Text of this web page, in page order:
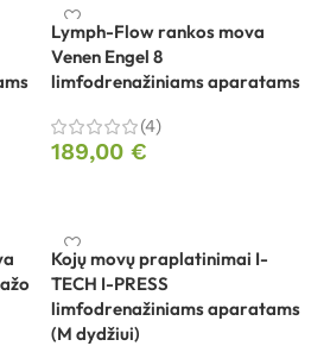
Lymph-Flow rankos mova
Venen Engel 8
limfodrenažiniams aparatams
(4)
189,00 €
Kojų movų praplatinimai I-
TECH I-PRESS
limfodrenažiniams aparatams
(M dydžiui)